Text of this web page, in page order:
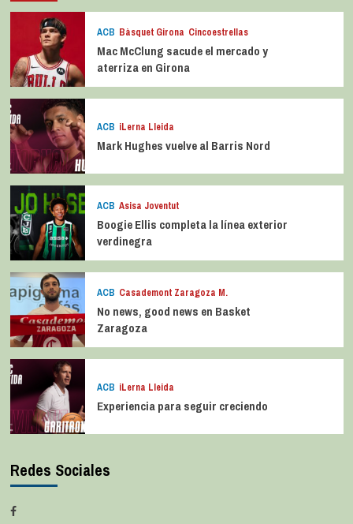
ACB Bàsquet Girona Cincoestrellas
Mac McClung sacude el mercado y
aterriza en Girona
ACB iLerna Lleida
Mark Hughes vuelve al Barris Nord
ACB Asisa Joventut
Boogie Ellis completa la línea exterior
verdinegra
ACB Casademont Zaragoza M.
No news, good news en Basket
Zaragoza
ACB iLerna Lleida
Experiencia para seguir creciendo
Redes Sociales